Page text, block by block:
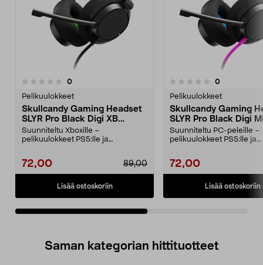
0arvostelut
Pelikuulokkeet
Skullcandy Gaming Headset
SLYR Pro Black Digi XB
Pelikuulokkeet
Suunniteltu Xboxille –
pelikuulokkeet PS5:lle ja
89,00
72,00
Lisää ostoskoriin
0.0viidestä
0arvostelut
Pelikuulokkeet
Skullcandy Gaming
SLYR Pro Black Digi
Pelikuulokkeet
Suunniteltu PC-peleille –
pelikuulokkeet PS5:lle ja
72,00
Lisää ostoskoriin
0.0 viidestä
Saman kategorian hittituotteet